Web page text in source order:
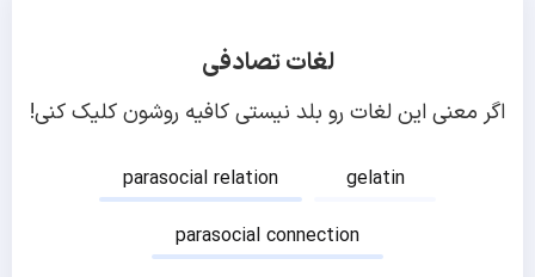
لغات تصادفی
اگر معنی این لغات رو بلد نیستی کافیه روشون کلیک کنی!
parasocial relation
gelatin
parasocial connection